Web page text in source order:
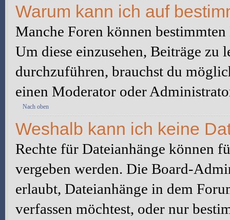
Warum kann ich auf
Manche Foren können
Um diese einzusehen, Beiträge zu
durchzuführen, brauchst du
einen Moderator oder
Nach oben
Weshalb kann ich keine
Rechte für Dateianhänge können
vergeben werden. Die Board-
erlaubt, Dateianhänge in dem
verfassen möchtest, oder nur